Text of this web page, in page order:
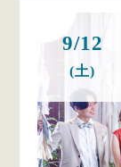
9/12
(土)